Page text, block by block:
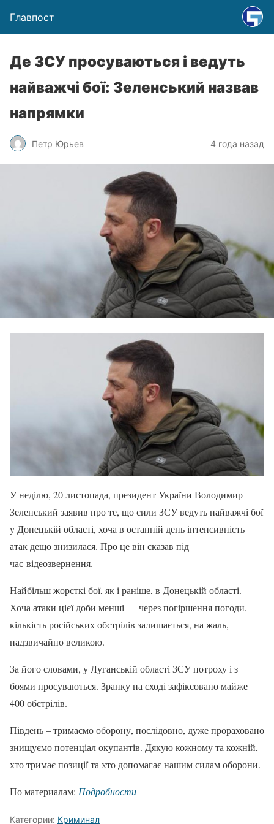
Главпост
Де ЗСУ просуваються і ведуть
найважчі бої: Зеленський назвав
напрямки
Петр Юрьев 4 года назад
У неділю, 20 листопада, президент України Володимир
Зеленський заявив про те, що сили ЗСУ ведуть найважчі бої
у Донецькій області, хоча в останній день інтенсивність
атак дещо знизилася. Про це він сказав під
час відеозвернення.
Найбільш жорсткі бої, як і раніше, в Донецькій області.
Хоча атаки цієї доби менші — через погіршення погоди,
кількість російських обстрілів залишається, на жаль,
надзвичайно великою.
За його словами, у Луганській області ЗСУ потроху і з
боями просуваються. Зранку на сході зафіксовано майже
400 обстрілів.
Південь – тримаємо оборону, послідовно, дуже прораховано
знищуємо потенціал окупантів. Дякую кожному та кожній,
хто тримає позиції та хто допомагає нашим силам оборони.
По материалам: Подробности
Категории: Криминал